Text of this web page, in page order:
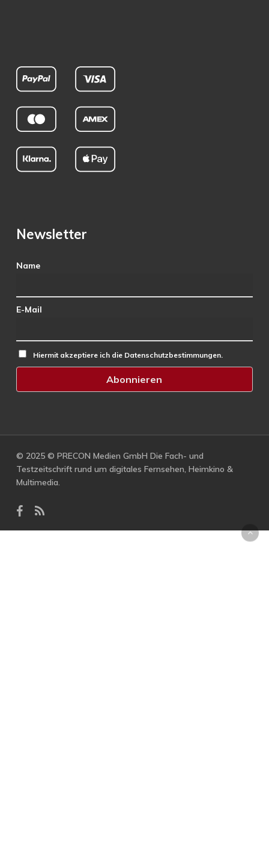
Newsletter
Name
E-Mail
Hiermit akzeptiere ich die Datenschutzbestimmungen.
© 2025 © PRECON Medien GmbH Die Fach- und
Testzeitschrift rund um digitales Fernsehen, Heimkino &
Multimedia.
facebook
RSS